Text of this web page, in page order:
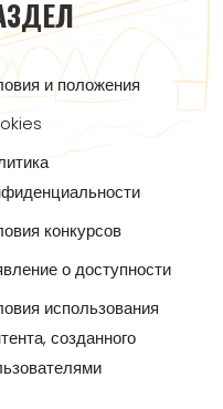
и положения
конкурсов
о доступности
использования
созданного